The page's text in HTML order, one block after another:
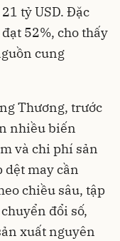
tỷ USD. Đặc
52%, cho thấy
cung
Thương, trước
nhiều biến
và chi phí sản
dệt may cần
chiều sâu, tập
đổi số,
xuất nguyên